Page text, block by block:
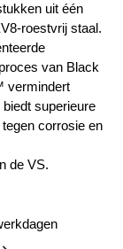
uit één
roestvrij staal.
van Black
vermindert
superieure
corrosie en
de VS.